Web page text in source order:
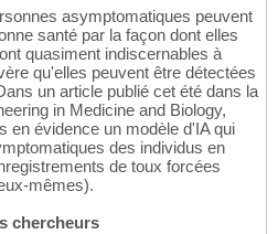
asymptomatiques peuvent
santé par la façon dont elles
quasiment indiscernables à
qu'elles peuvent être détectées
un article publié cet été dans la
in Medicine and Biology,
en évidence un modèle d'IA qui
des individus en
de toux forcées
mêmes).
chercheurs